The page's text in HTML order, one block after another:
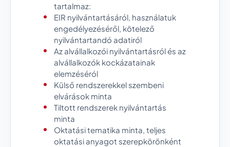
tartalmaz:
EIR nyilvántartásáról, használatuk
engedélyezéséről, kötelező
nyilvántartandó adatiról
Az alvállalkozói nyilvántartásról és az
alvállalkozók kockázatainak
elemzéséról
Külső rendszerekkel szembeni
elvárások minta
Tiltott rendszerek nyilvántartás
minta
Oktatási tematika minta, teljes
oktatási anyagot szerepkörönként